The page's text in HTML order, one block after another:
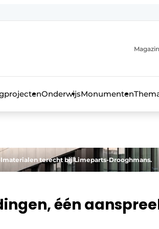
OnderwijsMonumenten
terecht bij Limeparts-Drooghmans.
één